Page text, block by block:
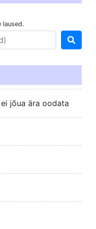
laused.
jõua ära oodata